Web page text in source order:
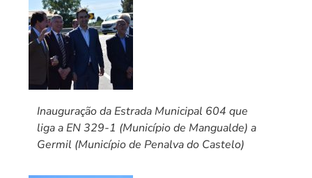
Inauguração da Estrada Municipal 604 que
liga a EN 329-1 (Município de Mangualde) a
Germil (Município de Penalva do Castelo)